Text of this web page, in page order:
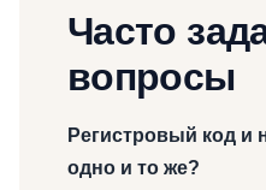
Часто
вопросы
Регистровый код
одно и то же?